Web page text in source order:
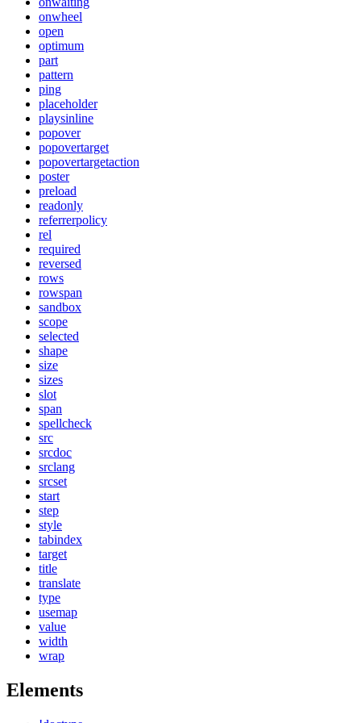
onwheel
open
optimum
part
pattern
ping
placeholder
playsinline
popover
popovertarget
popovertargetaction
poster
preload
readonly
referrerpolicy
rel
required
reversed
rows
rowspan
sandbox
scope
selected
shape
size
sizes
slot
span
spellcheck
src
srcdoc
srclang
srcset
start
step
style
tabindex
target
title
translate
type
usemap
value
width
wrap
Elements